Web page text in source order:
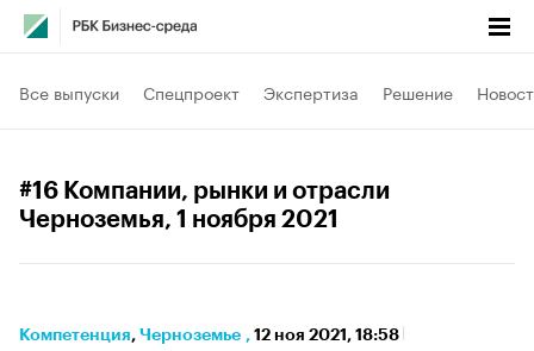
Все выпуски Спецпроект Экспертиза Решение
#16 Компании, рынки и отрасли
Черноземья, 1 ноября 2021
Компетенция⁠, Черноземье , 12 ноя 2021, 18:58